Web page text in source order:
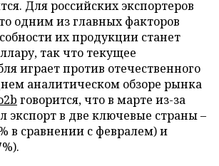
Для российских экспортеров
одним из главных факторов
их продукции станет
так что текущее
играет против отечественного
аналитическом обзоре рынка
говорится, что в марте из-за
экспорт в две ключевые страны –
в сравнении с февралем) и